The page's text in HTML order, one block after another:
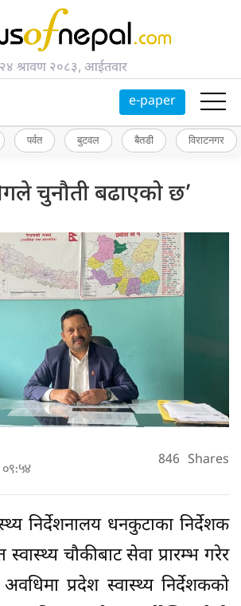
२४ श्रावण २०८३, आईतवार
e-paper
पर्वत बुटवल बैतडी विराटनगर
चुनौती बढाएको छ’
०९:५४ 846 Shares
निर्देशनालय धनकुटाका निर्देशक
स्वास्थ्य चौकीबाट सेवा प्रारम्भ गरेर
प्रदेश स्वास्थ्य निर्देशकको